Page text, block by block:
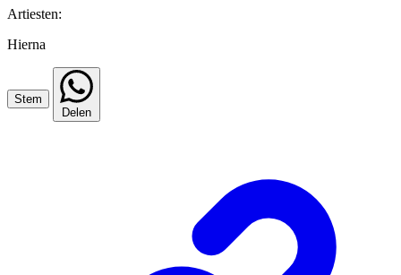
Artiesten:
Hierna
Stem
Delen